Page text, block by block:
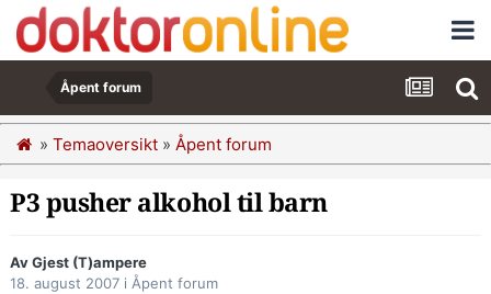
Åpent forum
» Temaoversikt » Åpent forum
P3 pusher alkohol til barn
Av Gjest (T)ampere
18. august 2007 i Åpent forum